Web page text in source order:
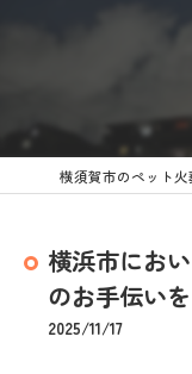
横浜市にお
のお手伝い
2025/11/17